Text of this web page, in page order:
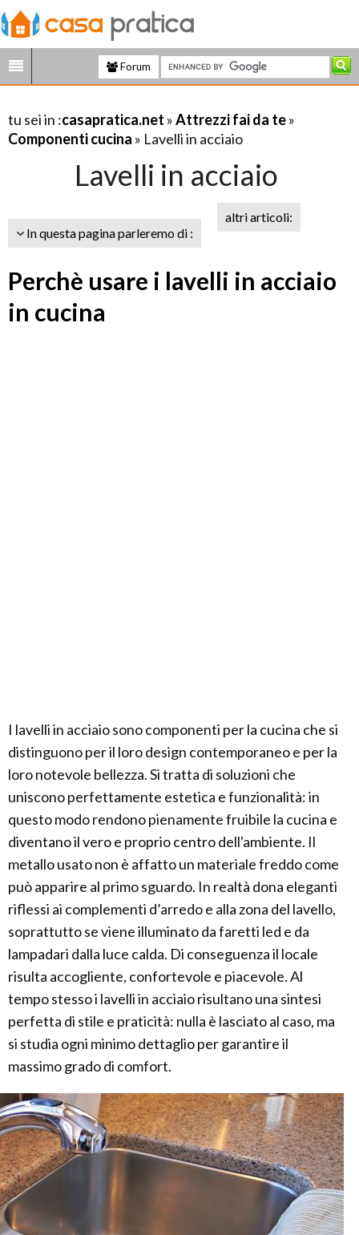
Forum
tu sei in :casapratica.net »Attrezzi fai da te»
Componenti cucina » Lavelli in acciaio
Lavelli in acciaio
In questa pagina parleremo di :
altri articoli:
Perchè usare i lavelli in acciaio
in cucina
I lavelli in acciaio sono componenti per la cucina che si
distinguono per il loro design contemporaneo e per la
loro notevole bellezza. Si tratta di soluzioni che
uniscono perfettamente estetica e funzionalità: in
questo modo rendono pienamente fruibile la cucina e
diventano il vero e proprio centro dell'ambiente. Il
metallo usato non è affatto un materiale freddo come
può apparire al primo sguardo. In realtà dona eleganti
riflessi ai complementi d’arredo e alla zona del lavello,
soprattutto se viene illuminato da faretti led e da
lampadari dalla luce calda. Di conseguenza il locale
risulta accogliente, confortevole e piacevole. Al
tempo stesso i lavelli in acciaio risultano una sintesi
perfetta di stile e praticità: nulla è lasciato al caso, ma
si studia ogni minimo dettaglio per garantire il
massimo grado di comfort.